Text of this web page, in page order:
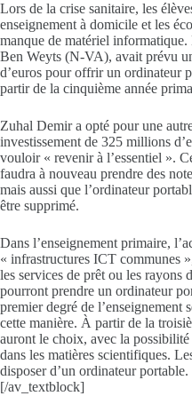
Lors de la crise sanitaire, les
enseignement à domicile et les
manque de matériel
Ben Weyts (N-VA), avait prévu
d’euros pour offrir un ordinateur
partir de la cinquième année
Zuhal Demir a opté pour une
investissement de 325 millions
vouloir « revenir à l’essentiel ».
faudra à nouveau prendre des
mais aussi que l’ordinateur
être supprimé.
Dans l’enseignement primaire,
« infrastructures ICT communes
les services de prêt ou les rayons
pourront prendre un ordinateur
premier degré de l’enseignement
cette manière. À partir de la
auront le choix, avec la
dans les matières scientifiques.
disposer d’un ordinateur portable.
[/av_textblock]